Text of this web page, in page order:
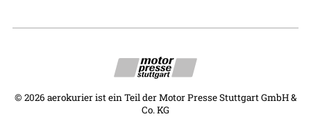
© 2026 aerokurier ist ein Teil der Motor Presse Stuttgart GmbH &
Co. KG